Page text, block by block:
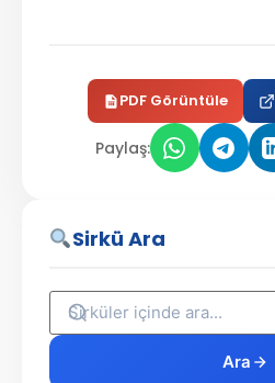
PDF Görüntüle
Paylaş:
Sirkü Ara
Ara